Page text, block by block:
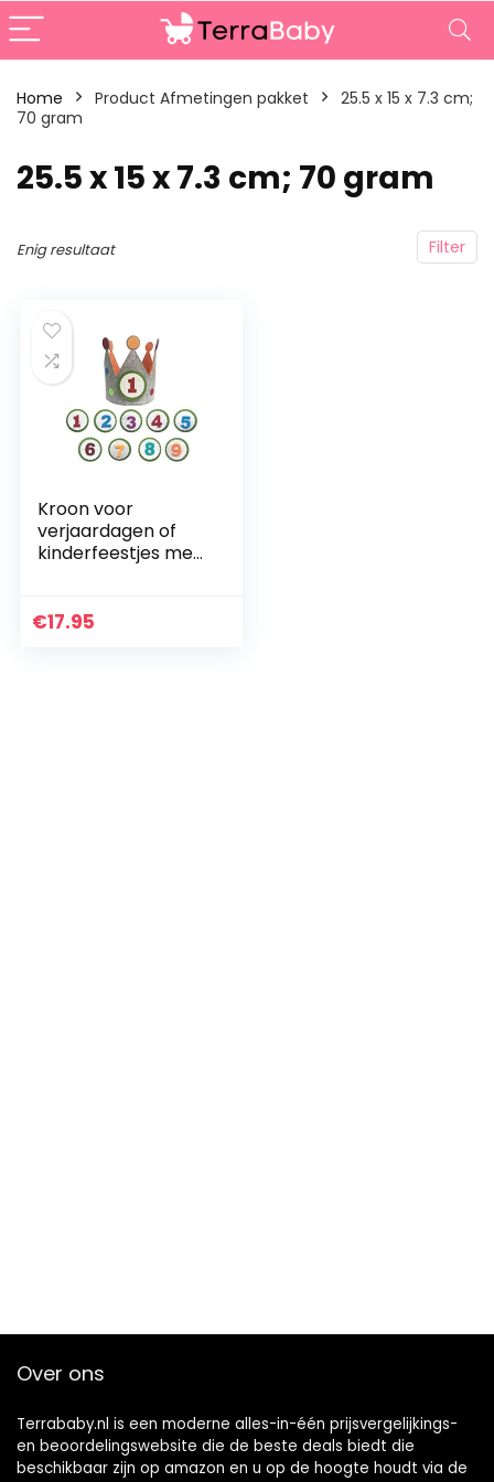
Home Product Afmetingen pakket
‎25.5 x 15 x 7.3 cm;
70 gram
‎25.5 x 15 x 7.3 cm; 70 gram
Filter
Enig resultaat
Kroon voor
verjaardagen of
kinderfeestjes met
€17.95
Over ons
Terrababy.nl is een moderne alles-in-één prijsvergelijkings-
en beoordelingswebsite die de beste deals biedt die
beschikbaar zijn op amazon en u op de hoogte houdt via de